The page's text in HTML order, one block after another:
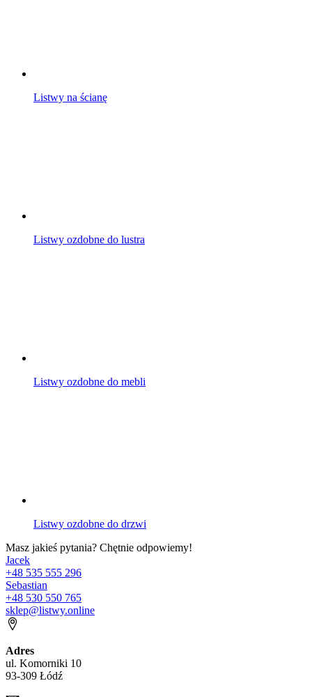
Listwy na ścianę
Listwy ozdobne do lustra
Listwy ozdobne do mebli
Listwy ozdobne do drzwi
Masz jakieś pytania? Chętnie odpowiemy!
Jacek
+48 535 555 296
Sebastian
+48 530 550 765
sklep@listwy.online
Adres
ul. Komorniki 10
93-309 Łódź